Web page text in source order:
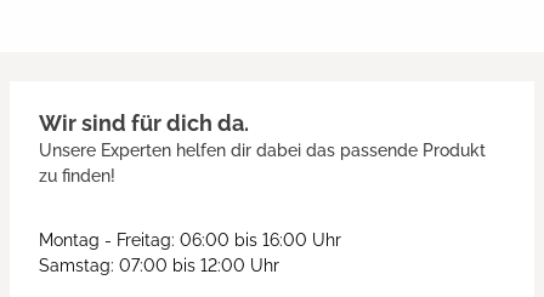
Wir sind für dich da.
Unsere Experten helfen dir dabei das passende Produkt
zu finden!
Montag - Freitag: 06:00 bis 16:00 Uhr
Samstag: 07:00 bis 12:00 Uhr